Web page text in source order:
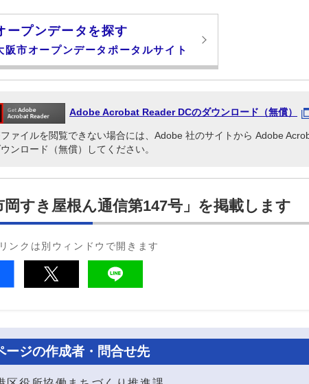
ープンデータを探す
阪市オープンデータポータルサイト
Adobe Acrobat Reader DCのダウンロード（無償）
ファイルを閲覧できない場合には、Adobe 社のサイトから Adobe
ンロード（無償）してください。
岡すき屋根ん通信第147号」を掲載します
ンクは別ウィンドウで開きます
ージの作成者・問合せ先